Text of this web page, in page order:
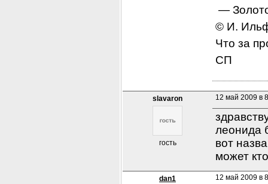
—
© И.
Что за
СП
slavaron
гость
12 май 2009 в
леонида
вот
может
dan1 12 май 2009 в